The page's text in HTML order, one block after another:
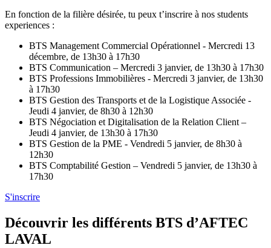
En fonction de la filière désirée, tu peux t’inscrire à nos students
experiences :
BTS Management Commercial Opérationnel - Mercredi 13
décembre, de 13h30 à 17h30
BTS Communication – Mercredi 3 janvier, de 13h30 à 17h30
BTS Professions Immobilières - Mercredi 3 janvier, de 13h30
à 17h30
BTS Gestion des Transports et de la Logistique Associée -
Jeudi 4 janvier, de 8h30 à 12h30
BTS Négociation et Digitalisation de la Relation Client –
Jeudi 4 janvier, de 13h30 à 17h30
BTS Gestion de la PME - Vendredi 5 janvier, de 8h30 à
12h30
BTS Comptabilité Gestion – Vendredi 5 janvier, de 13h30 à
17h30
S'inscrire
Découvrir les différents BTS d’AFTEC
LAVAL